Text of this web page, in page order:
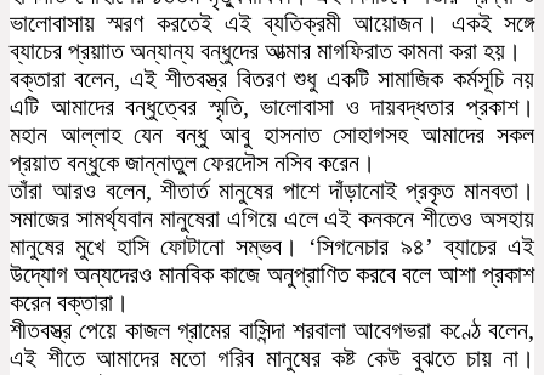
ভালোবাসায় স্মরণ করতেই এই ব্যতিক্রমী আয়োজন। একই সঙ্গে
ব্যাচের প্রয়াাত অন্যান্য বন্ধুদের আত্মার মাগফিরাত কামনা করা হয়।
বক্তারা বলেন, এই শীতবস্ত্র বিতরণ শুধু একটি সামাজিক কর্মসূচি নয়
এটি আমাদের বন্ধুত্বের স্মৃতি, ভালোবাসা ও দায়বদ্ধতার প্রকাশ।
মহান আল্লাহ যেন বন্ধু আবু হাসনাত সোহাগসহ আমাদের সকল
প্রয়াত বন্ধুকে জান্নাতুল ফেরদৌস নসিব করেন।
তাঁরা আরও বলেন, শীতার্ত মানুষের পাশে দাঁড়ানোই প্রকৃত মানবতা।
সমাজের সামর্থ্যবান মানুষেরা এগিয়ে এলে এই কনকনে শীতেও অসহায়
মানুষের মুখে হাসি ফোটানো সম্ভব। ‘সিগনেচার ৯৪’ ব্যাচের এই
উদ্যোগ অন্যদেরও মানবিক কাজে অনুপ্রাণিত করবে বলে আশা প্রকাশ
করেন বক্তারা।
শীতবস্ত্র পেয়ে কাজল গ্রামের বাসিন্দা শরবালা আবেগভরা কণ্ঠে বলেন,
এই শীতে আমাদের মতো গরিব মানুষের কষ্ট কেউ বুঝতে চায় না।